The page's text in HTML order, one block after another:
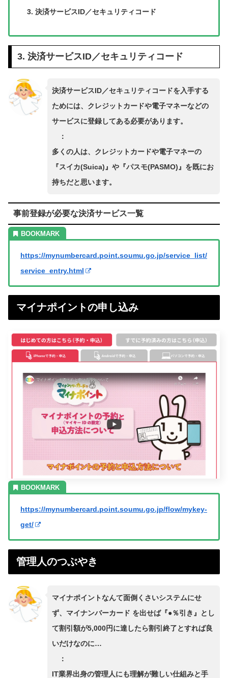
決済サービスID／セキュリティコード
3. 決済サービスID／セキュリティコード
決済サービスID／セキュリティコードを入手する
ためには、クレジットカードや電子マネーなどの
サービスに登録してある必要があります。
：
多くの人は、クレジットカードや電子マネーの
『スイカ(Suica)』や『パスモ(PASMO)』を既にお
持ちだと思います。
事前登録が必要な決済サービス⼀覧
https://mynumbercard.point.soumu.go.jp/service_list/
service_entry.html
マイナポイントの申し込み
https://mynumbercard.point.soumu.go.jp/flow/mykey-
get/
管理人のつぶやき
マイナポイントなんて面倒くさいシステムにせ
ず、マイナンバーカード を出せば『●％引き』とし
て割引額が5,000円に達したら割引終了とすれば良
いだけなのに…
：
IT業界出身の管理人にも理解が難しい仕組みと手